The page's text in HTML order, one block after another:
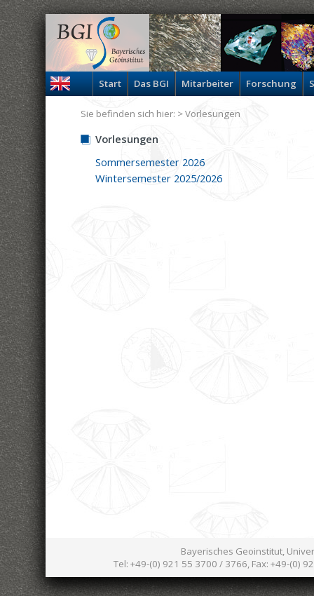
Start Das BGI Mitarbeiter Forschung
Vorlesungen
Sommersemester 2026
Wintersemester 2025/2026
Sie befinden sich hier: >Vorlesungen
Bayerisches Geoinstitut,
Tel: +49-(0) 921 55 3700 / 3766, Fax: +49-(0)